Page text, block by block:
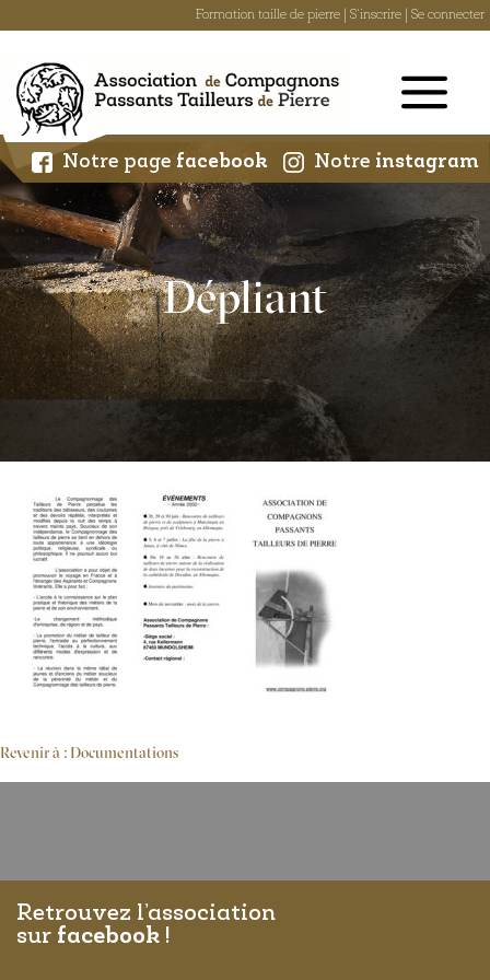
Formation taille de pierre S'inscrire Se connecter
content
Notre page facebook Notre instagram
Dépliant
Revenir à : Documentations
Retrouvez l’association
sur facebook !